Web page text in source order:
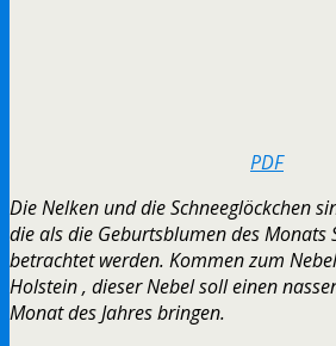
PDF
Die Nelken und die Schneeglöckchen
die als die Geburtsblumen des Monats
betrachtet werden. Kommen zum
Holstein , dieser Nebel soll einen
Monat des Jahres bringen.